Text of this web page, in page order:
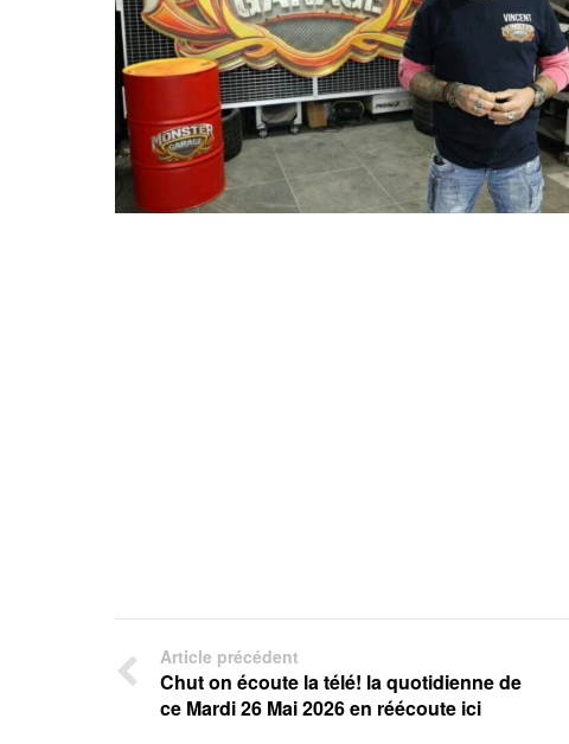
Article précédent
Chut on écoute la télé! la quotidienne de
ce Mardi 26 Mai 2026 en réécoute ici